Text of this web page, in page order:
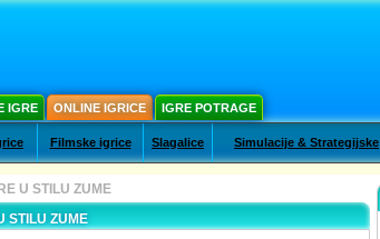
IGRE ONLINE IGRICE IGRE POTRAGE
Filmske igrice Slagalice Simulacije & Strategijske
U STILU ZUME
STILU ZUME